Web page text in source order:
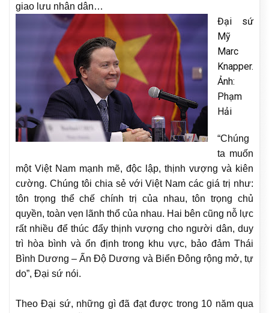
giao lưu nhân dân…
Đại sứ
Mỹ
Marc
Knapper.
Ảnh:
Phạm
Hải
“Chúng
ta muốn
một Việt Nam mạnh mẽ, độc lập, thịnh vượng và kiên
cường. Chúng tôi chia sẻ với Việt Nam các giá trị như:
tôn trọng thể chế chính trị của nhau, tôn trọng chủ
quyền, toàn vẹn lãnh thổ của nhau. Hai bên cũng nỗ lực
rất nhiều để thúc đẩy thịnh vượng cho người dân, duy
trì hòa bình và ổn định trong khu vực, bảo đảm Thái
Bình Dương – Ấn Độ Dương và Biển Đông rộng mở, tự
do”, Đại sứ nói.
Theo Đại sứ, những gì đã đạt được trong 10 năm qua